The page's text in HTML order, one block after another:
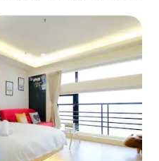
la station de métro